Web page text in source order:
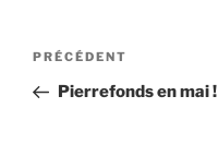
Navigation
l’article
Article
précédent
PRÉCÉDENT
Pierrefonds en mai !